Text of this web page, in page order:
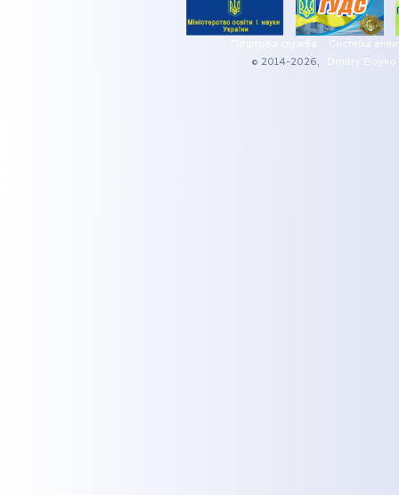
Поштова служба
Система
© 2014-2026,
Dmitry Boyko